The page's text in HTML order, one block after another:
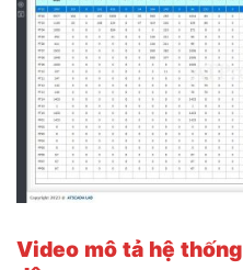
Video mô tả hệ thống